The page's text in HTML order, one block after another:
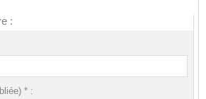
:
* :